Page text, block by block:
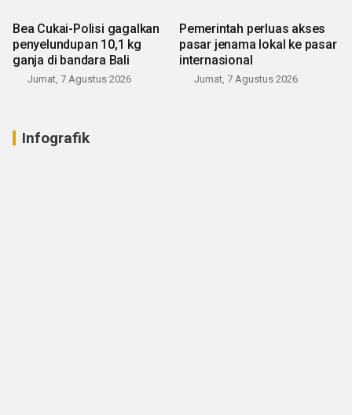
Bea Cukai-Polisi gagalkan
penyelundupan 10,1 kg
ganja di bandara Bali
Jumat, 7 Agustus 2026
Pemerintah perluas akses
pasar jenama lokal ke pasar
internasional
Jumat, 7 Agustus 2026
Infografik